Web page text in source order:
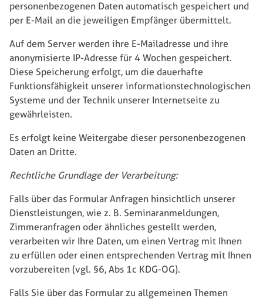
personenbezogenen Daten automatisch gespeichert und
per E-Mail an die jeweiligen Empfänger übermittelt.
Auf dem Server werden ihre E-Mailadresse und ihre
anonymisierte IP-Adresse für 4 Wochen gespeichert.
Diese Speicherung erfolgt, um die dauerhafte
Funktionsfähigkeit unserer informationstechnologischen
Systeme und der Technik unserer Internetseite zu
gewährleisten.
Es erfolgt keine Weitergabe dieser personenbezogenen
Daten an Dritte.
Rechtliche Grundlage der Verarbeitung:
Falls über das Formular Anfragen hinsichtlich unserer
Dienstleistungen, wie z. B. Seminaranmeldungen,
Zimmeranfragen oder ähnliches gestellt werden,
verarbeiten wir Ihre Daten, um einen Vertrag mit Ihnen
zu erfüllen oder einen entsprechenden Vertrag mit Ihnen
vorzubereiten (vgl. §6, Abs 1c KDG-OG).
Falls Sie über das Formular zu allgemeinen Themen